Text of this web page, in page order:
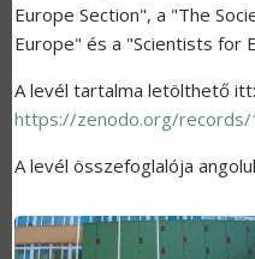
Europe Section", a "The
Europe" és a "Scientists for
A levél tartalma letölthető itt:
https://zenodo.org/records/
A levél összefoglalója